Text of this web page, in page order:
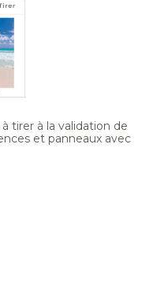
tirer à la validation de
et panneaux avec